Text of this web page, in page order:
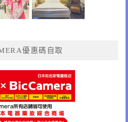
優惠碼自取